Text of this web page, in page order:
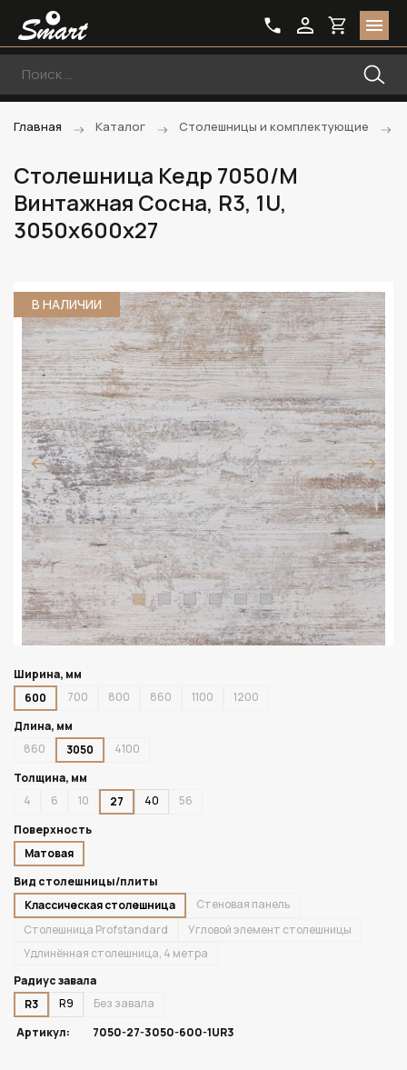
Главная Каталог Столешницы и комплектующие
Столешница Кедр 7050/M
Винтажная Сосна, R3, 1U,
3050х600х27
В НАЛИЧИИ
Ширина, мм
600
700 800 860 1100
1200
Длина, мм
860
3050
4100
Толщина, мм
4
6 10 27 40
56
Поверхность
Матовая
Вид столешницы/плиты
Классическая столешница
Стеновая панель
Столешница Profstandard
Угловой элемент столешницы
Удлинённая столешница, 4 метра
Радиус завала
R3
R9
Без завала
Артикул:
7050-27-3050-600-1UR3